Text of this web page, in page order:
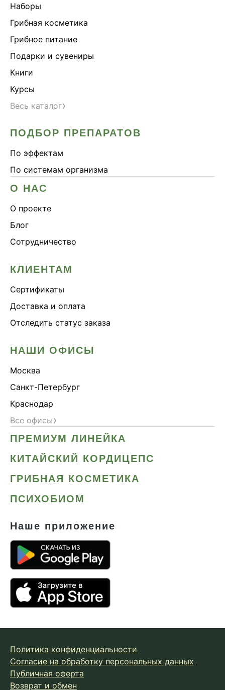
Наборы
Грибная косметика
Грибное питание
Подарки и сувениры
Книги
Курсы
Весь каталог›
ПОДБОР ПРЕПАРАТОВ
По эффектам
По системам организма
О НАС
О проекте
Блог
Сотрудничество
КЛИЕНТАМ
Сертификаты
Доставка и оплата
Отследить статус заказа
НАШИ ОФИСЫ
Москва
Санкт-Петербург
Краснодар
Все офисы›
ПРЕМИУМ ЛИНЕЙКА
КИТАЙСКИЙ КОРДИЦЕПС
ГРИБНАЯ КОСМЕТИКА
ПСИХОБИОМ
Наше приложение
Политика конфиденциальности
Согласие на обработку персональных данных
Публичная оферта
Возврат и обмен